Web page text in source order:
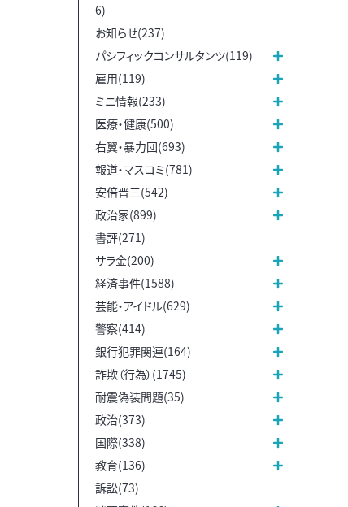
6)
お知らせ(237)
パシフィックコンサルタンツ(119)
雇用(119)
ミニ情報(233)
医療・健康(500)
右翼・暴力団(693)
報道・マスコミ(781)
安倍晋三(542)
政治家(899)
書評(271)
サラ金(200)
経済事件(1588)
芸能・アイドル(629)
警察(414)
銀行犯罪関連(164)
詐欺（行為）(1745)
耐震偽装問題(35)
政治(373)
国際(338)
教育(136)
訴訟(73)